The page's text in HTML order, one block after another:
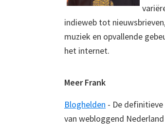
indieweb tot
muziek en opvallende
het internet.
Meer Frank
Bloghelden - De
van webloggend Nederland